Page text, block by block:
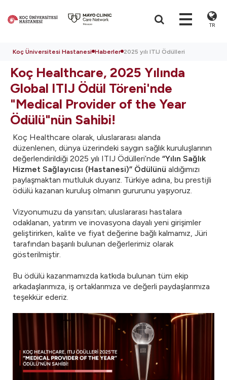
TR
Koç Üniversitesi Hastanesi Haberler 2025 yılı ITIJ Ödülleri
Koç Healthcare, 2025 Yılında
Global ITIJ Ödül Töreni'nde
"Medical Provider of the Year
Ödülü"nün Sahibi!
Koç Healthcare olarak, uluslararası alanda
düzenlenen, dünya üzerindeki saygın sağlık kuruluşlarının
değerlendirildiği 2025 yılı ITIJ Ödülleri’nde “Yılın Sağlık
Hizmet Sağlayıcısı (Hastanesi)” Ödülünü aldığımızı
paylaşmaktan mutluluk duyarız. Türkiye adına, bu prestijli
ödülü kazanan kuruluş olmanın gururunu yaşıyoruz.
Vizyonumuzu da yansıtan; uluslararası hastalara
odaklanan, yatırım ve inovasyona dayalı yeni girişimler
geliştirirken, kalite ve fiyat değerine bağlı kalmamız, Jüri
tarafından başarılı bulunan değerlerimiz olarak
gösterilmiştir.
Bu ödülü kazanmamızda katkıda bulunan tüm ekip
arkadaşlarımıza, iş ortaklarımıza ve değerli paydaşlarımıza
teşekkür ederiz.